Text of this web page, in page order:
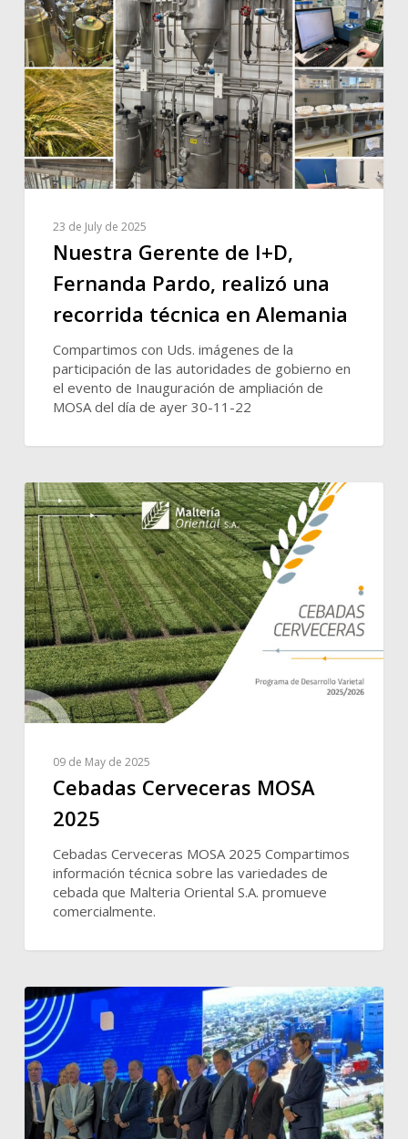
23 de July de 2025
Nuestra Gerente de I+D,
Fernanda Pardo, realizó una
recorrida técnica en Alemania
Compartimos con Uds. imágenes de la
participación de las autoridades de gobierno en
el evento de Inauguración de ampliación de
MOSA del día de ayer 30-11-22
09 de May de 2025
Cebadas Cerveceras MOSA
2025
Cebadas Cerveceras MOSA 2025 Compartimos
información técnica sobre las variedades de
cebada que Malteria Oriental S.A. promueve
comercialmente.